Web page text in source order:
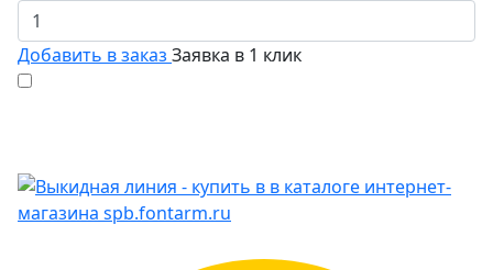
Добавить в заказ Заявка в 1 клик